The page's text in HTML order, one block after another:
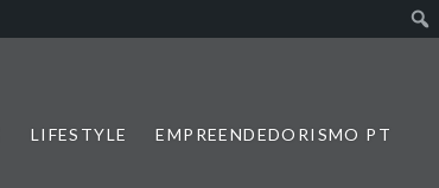
LIFESTYLE EMPREENDEDORISMO PT